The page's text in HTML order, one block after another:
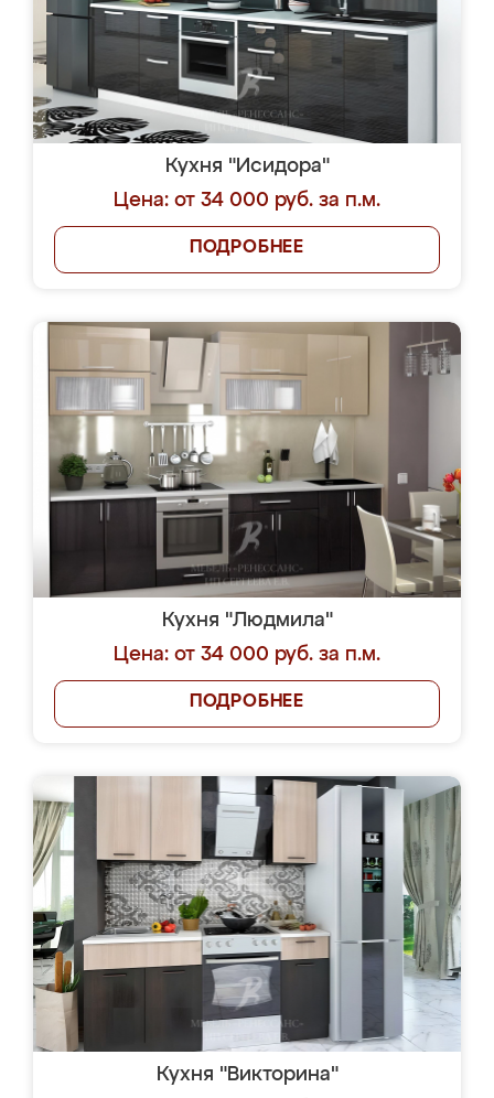
Кухня "Исидора"
Цена: от 34 000 руб. за п.м.
ПОДРОБНЕЕ
Кухня "Людмила"
Цена: от 34 000 руб. за п.м.
ПОДРОБНЕЕ
Кухня "Викторина"